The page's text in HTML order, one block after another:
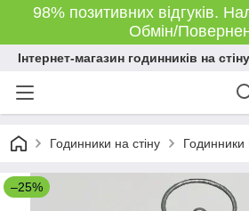
98% позитивних відгуків.
Обмін/
Інтернет-магазин годинників на стіну
Годинники на стіну Годинники
–25%